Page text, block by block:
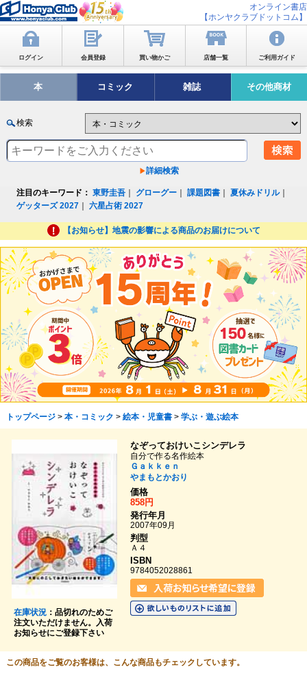
オンライン書店
【ホンヤクラブドットコム】
ログイン 会員登録 買い物かご 店舗一覧 ご利用ガイド
本 コミック 雑誌 その他商材
検索
詳細検索
注目のキーワード： 東野圭吾 グローグー ｜課題図書 ｜夏休みドリル｜
ゲッターズ 2027 ｜六星占術 2027
【お知らせ】地震の影響による商品のお届けについて
トップページ> 本・コミック > 絵本・児童書> 学ぶ・遊ぶ絵本
在庫状況：品切れのためご
注文いただけません。入荷
お知らせにご登録下さい
なぞっておけいこシンデレラ
自分で作る名作絵本
Ｇａｋｋｅｎ
やまもとかおり
価格
858円
発行年月
2007年09月
判型
Ａ４
ISBN
9784052028861
この商品をご覧のお客様は、こんな商品もチェックしています。